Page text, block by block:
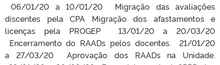
06/01/20 a 10/01/20 Migração das avaliações
discentes pela CPA Migração dos afastamentos e
licenças pela PROGEP 13/01/20 a 20/03/20
Encerramento do RAADs pelos docentes. 21/01/20
a 27/03/20 Aprovação dos RAADs na Unidade.